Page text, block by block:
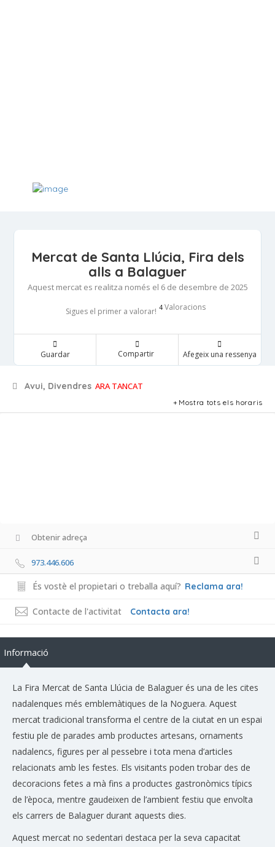
Mercat de Santa Llúcia, Fira dels
alls a Balaguer
Aquest mercat es realitza només el 6 de desembre de 2025
Sigues el primer a valorar! 4 Valoracions
Guardar Compartir Afegeix una ressenya
Avui, Divendres ARA TANCAT
Mostra tots els horaris
Obtenir adreça
973.446.606
És vostè el propietari o treballa aquí? Reclama ara!
Contacte de l'activitat Contacta ara!
Informació
La Fira Mercat de Santa Llúcia de Balaguer és una de les cites
nadalenques més emblemàtiques de la Noguera. Aquest
mercat tradicional transforma el centre de la ciutat en un espai
festiu ple de parades amb productes artesans, ornaments
nadalencs, figures per al pessebre i tota mena d’articles
relacionats amb les festes. Els visitants poden trobar des de
decoracions fetes a mà fins a productes gastronòmics típics
de l’època, mentre gaudeixen de l’ambient festiu que envolta
els carrers de Balaguer durant aquests dies.
Aquest mercat no sedentari destaca per la seva capacitat